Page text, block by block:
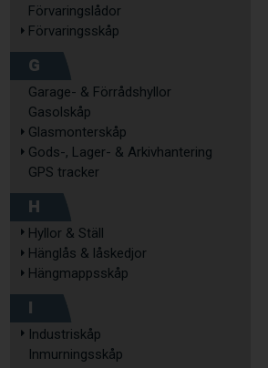
Förvaringslådor
Förvaringsskåp
G
Garage- & Förrådshyllor
Gasolskåp
Glasmonterskåp
Gods-, Lager- & Arkivhantering
GPS tracker
H
Hyllor & Ställ
Hänglås & låskedjor
Hängmappsskåp
I
Industriskåp
Inmurningsskåp